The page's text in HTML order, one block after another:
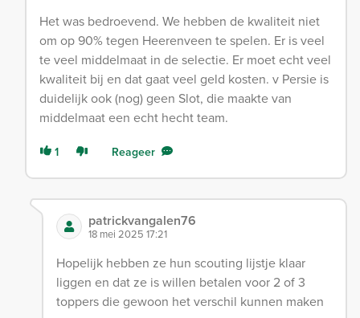
Het was bedroevend. We hebben de kwaliteit niet
om op 90% tegen Heerenveen te spelen. Er is veel
te veel middelmaat in de selectie. Er moet echt veel
kwaliteit bij en dat gaat veel geld kosten. v Persie is
duidelijk ook (nog) geen Slot, die maakte van
middelmaat een echt hecht team.
1 Reageer
patrickvangalen76
18 mei 2025 17:21
Hopelijk hebben ze hun scouting lijstje klaar
liggen en dat ze is willen betalen voor 2 of 3
toppers die gewoon het verschil kunnen maken